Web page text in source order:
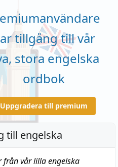
tillgång till vår
stora engelska
ordbok
Uppgradera till premium
till engelska
vår lilla engelska